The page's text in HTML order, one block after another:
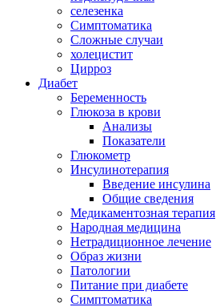
селезенка
Симптоматика
Сложные случаи
холецистит
Цирроз
Диабет
Беременность
Глюкоза в крови
Анализы
Показатели
Глюкометр
Инсулинотерапия
Введение инсулина
Общие сведения
Медикаментозная терапия
Народная медицина
Нетрадиционное лечение
Образ жизни
Патологии
Питание при диабете
Симптоматика